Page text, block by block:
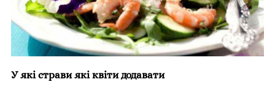
У які страви які квіти додавати